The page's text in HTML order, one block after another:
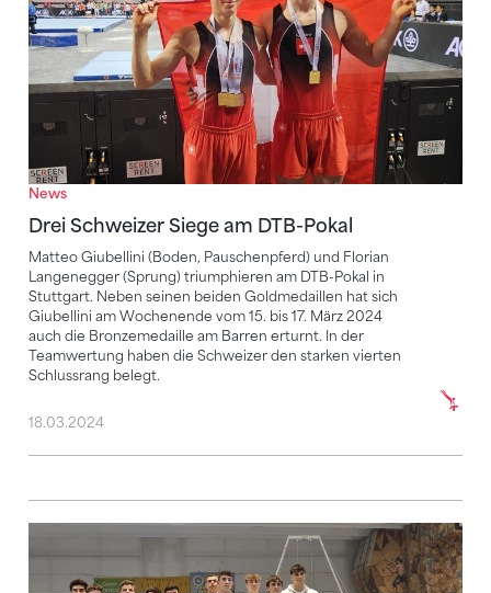
News
Drei Schweizer Siege am DTB-Pokal
Matteo Giubellini (Boden, Pauschenpferd) und Florian
Langenegger (Sprung) triumphieren am DTB-Pokal in
Stuttgart. Neben seinen beiden Goldmedaillen hat sich
Giubellini am Wochenende vom 15. bis 17. März 2024
auch die Bronzemedaille am Barren erturnt. In der
Teamwertung haben die Schweizer den starken vierten
Schlussrang belegt.
18.03.2024
U17-Kunstturner nur von Italien geschlagen